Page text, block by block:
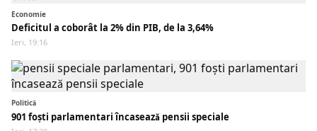
Economie
Deficitul a coborât la 2% din PIB, de la 3,64%
Ieri, 19:16
Politică
901 foști parlamentari încasează pensii speciale